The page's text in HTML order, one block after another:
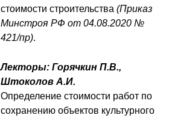
стоимости строительства (Приказ
Минстроя РФ от 04.08.2020 №
421/пр).
Лекторы: Горячкин П.В.,
Штоколов А.И.
Определение стоимости работ по
сохранению объектов культурного